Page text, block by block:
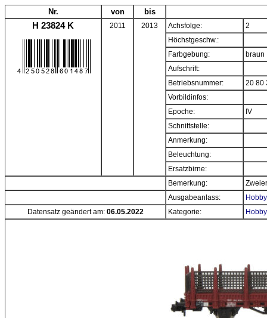
Nr. von bis
H 23824 K 2011 2013 Achsfolge:
2
Höchstgeschw.:
Farbgebung:
braun
Aufschrift:
Betriebsnummer:
20 80
Vorbildinfos:
Epoche:
IV
Schnittstelle:
Anmerkung:
Beleuchtung:
Ersatzbirne:
Bemerkung:
Ausgabeanlass:
Datensatz geändert am: 06.05.2022 Kategorie: